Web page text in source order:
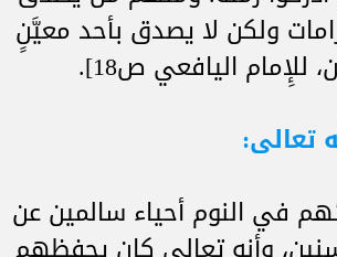
ولكن لا يصدق بأحد معيَّنٍ
اليافعي ص18].
تعالى:
في النوم أحياء سالمين عن